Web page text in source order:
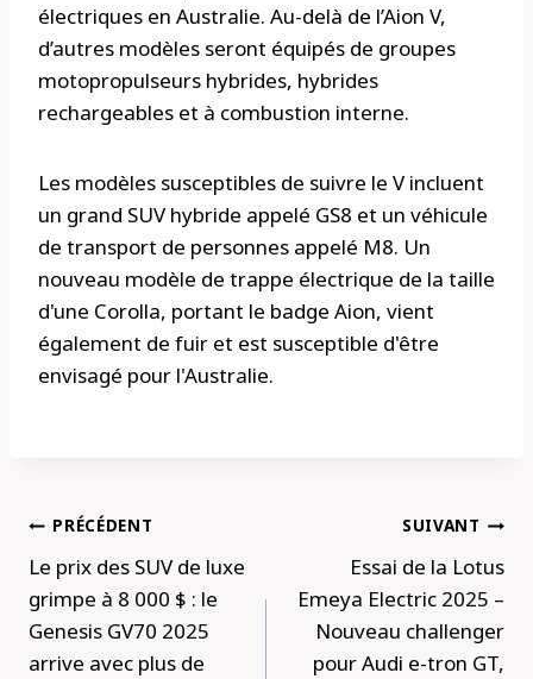
électriques en Australie. Au-delà de l’Aion V,
d’autres modèles seront équipés de groupes
motopropulseurs hybrides, hybrides
rechargeables et à combustion interne.
Les modèles susceptibles de suivre le V incluent
un grand SUV hybride appelé GS8 et un véhicule
de transport de personnes appelé M8. Un
nouveau modèle de trappe électrique de la taille
d'une Corolla, portant le badge Aion, vient
également de fuir et est susceptible d'être
envisagé pour l'Australie.
Navigation
de
l’article
PRÉCÉDENT
Le prix des SUV de luxe
grimpe à 8 000 $ : le
Genesis GV70 2025
arrive avec plus de
SUIVANT
Essai de la Lotus
Emeya Electric 2025 –
Nouveau challenger
pour Audi e-tron GT,